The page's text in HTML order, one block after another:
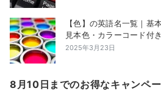
【色】の英語名一覧｜基
見本色・カラーコード付き
2025年3月23日
8月10日までのお得なキャンペ